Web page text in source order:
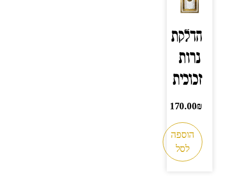
הדלקת
נרות
זכוכית
170.00₪
הוספה
לסל